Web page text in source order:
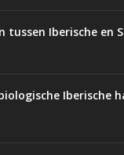
tussen Iberische en
Iberische